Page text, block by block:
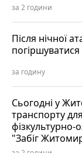
за 2 години
Після нічної
погіршуватися
за годину
Сьогодні у
транспорту
фізкультурно-
"Забіг